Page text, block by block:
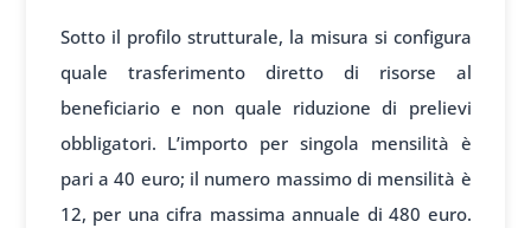
Sotto il profilo strutturale, la misura si configura
quale trasferimento diretto di risorse al
beneficiario e non quale riduzione di prelievi
obbligatori. L’importo per singola mensilità è
pari a 40 euro; il numero massimo di mensilità è
12, per una cifra massima annuale di 480 euro.